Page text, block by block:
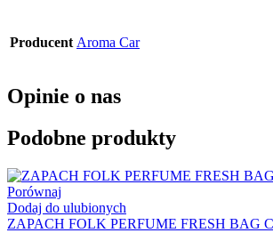
Producent Aroma Car
Opinie o nas
Podobne produkty
Porównaj
Dodaj do ulubionych
ZAPACH FOLK PERFUME FRESH BAG